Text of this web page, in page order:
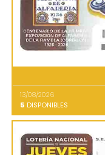
13/08/2026
5 DISPONIBLES